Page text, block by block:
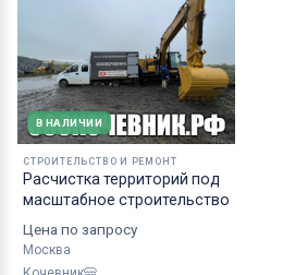
В НАЛИЧИИ
СТРОИТЕЛЬСТВО И РЕМОНТ
Расчистка территорий под
масштабное строительство
Цена по запросу
Москва